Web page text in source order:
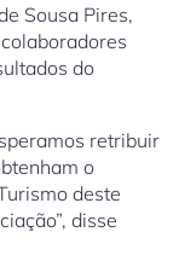
Sousa Pires,
do
retribuir
o
deste
disse